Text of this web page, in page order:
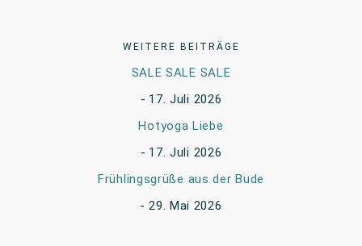
WEITERE BEITRÄGE
SALE SALE SALE
17. Juli 2026
Hotyoga Liebe
17. Juli 2026
Frühlingsgrüße aus der Bude
29. Mai 2026